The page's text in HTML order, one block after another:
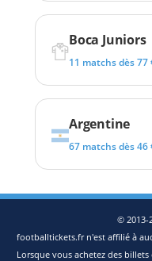
Boca Juniors
11 matchs dès 77
Argentine
67 matchs dès 46
© 2013-
footballtickets.fr n'est affilié à
Lorsque vous achetez des